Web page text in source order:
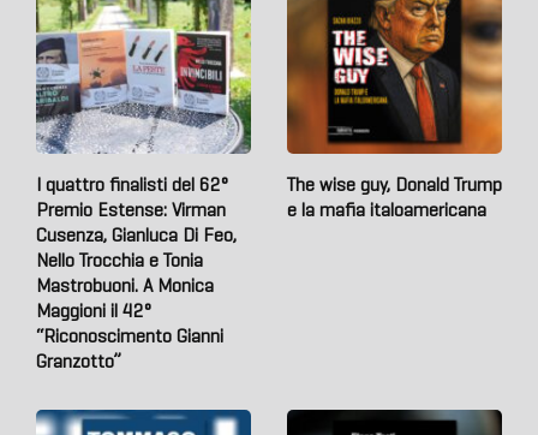
I quattro finalisti del 62°
Premio Estense: Virman
Cusenza, Gianluca Di Feo,
Nello Trocchia e Tonia
Mastrobuoni. A Monica
Maggioni il 42°
“Riconoscimento Gianni
Granzotto”
The wise guy, Donald Trump
e la mafia italoamericana